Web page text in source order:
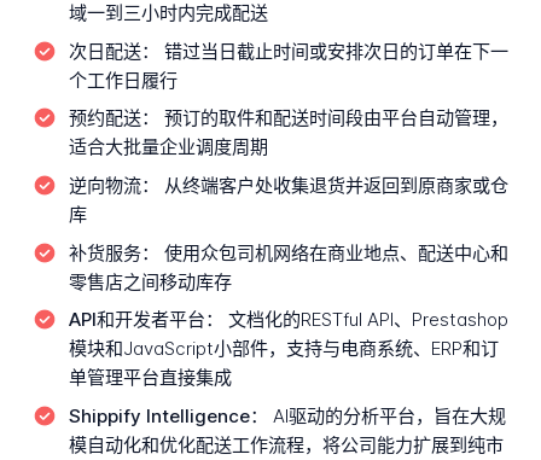
域一到三小时内完成配送
次日配送：
错过当日截止时间或安排次日的订单在下一
个工作日履行
预约配送：
预订的取件和配送时间段由平台自动管理，
适合大批量企业调度周期
逆向物流：
从终端客户处收集退货并返回到原商家或仓
库
补货服务：
使用众包司机网络在商业地点、配送中心和
零售店之间移动库存
API和开发者平台：
文档化的RESTful API、Prestashop
模块和JavaScript小部件，支持与电商系统、ERP和订
单管理平台直接集成
Shippify Intelligence：
AI驱动的分析平台，旨在大规
模自动化和优化配送工作流程，将公司能力扩展到纯市